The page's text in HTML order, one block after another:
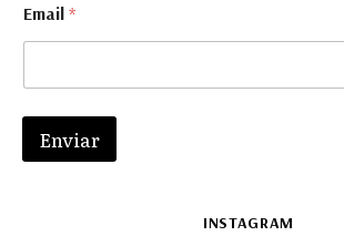
m
a
m
i
Email *
Enviar
INSTAGRAM